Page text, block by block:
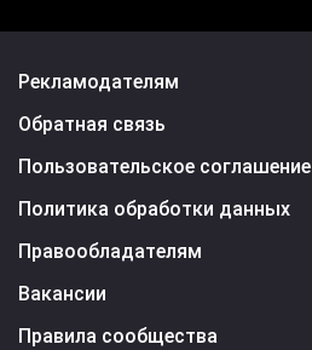
Рекламодателям
Обратная связь
Пользовательское соглашение
Политика обработки данных
Правообладателям
Вакансии
Правила сообщества